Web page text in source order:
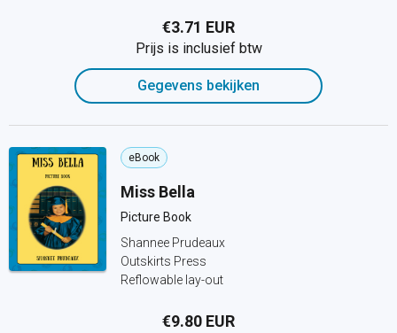
€3.71 EUR
Prijs is inclusief btw
Gegevens bekijken
eBook
Miss Bella
Picture Book
Shannee Prudeaux
Outskirts Press
Reflowable lay-out
€9.80 EUR